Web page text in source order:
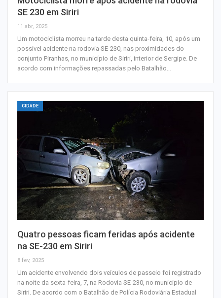
SE 230 em Siriri
11 abr, 2025
Um motociclista morreu na tarde desta quinta-feira, 10, após um
possível acidente na rodovia SE-230, nas proximidades do
conjunto Piranhas, no município de Siriri, interior de Sergipe. De
acordo com informações repassadas pelo Batalhão…
CIDADE
Quatro pessoas ficam feridas após acidente
na SE-230 em Siriri
8 fev, 2025
Um acidente envolvendo dois veículos de passeio foi registrado
na noite da sexta-feira, 7, na Rodovia SE-230, no município de
Siriri. De acordo com o Batalhão de Polícia Rodoviária Estadual